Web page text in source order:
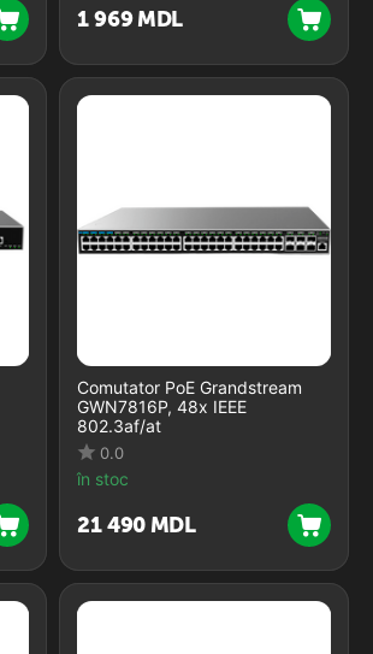
1 969 MDL
Comutator PoE Grandstream
GWN7816P, 48x IEEE
802.3af/at
0.0
în stoc
21 490 MDL